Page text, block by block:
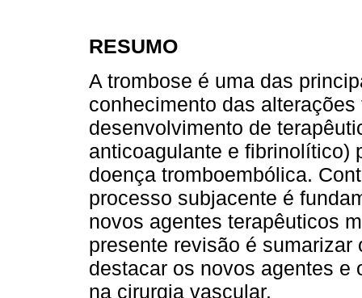
RESUMO
A trombose é uma das
conhecimento das
desenvolvimento de
anticoagulante e ﬁbrinolítico)
doença tromboembólica.
processo subjacente é
novos agentes terapêuticos
presente revisão é
destacar os novos agentes e
na cirurgia vascular.